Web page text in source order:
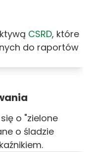
CSRD, które
do raportów
o "zielone
o śladzie